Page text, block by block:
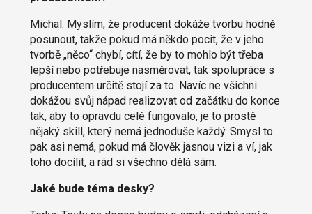
Michal: Myslím, že producent dokáže tvorbu hodně
posunout, takže pokud má někdo pocit, že v jeho
tvorbě „něco“ chybí, cítí, že by to mohlo být třeba
lepší nebo potřebuje nasměrovat, tak spolupráce s
producentem určitě stojí za to. Navíc ne všichni
dokážou svůj nápad realizovat od začátku do konce
tak, aby to opravdu celé fungovalo, je to prostě
nějaký skill, který nemá jednoduše každý. Smysl to
pak asi nemá, pokud má člověk jasnou vizi a ví, jak
toho docílit, a rád si všechno dělá sám.
Jaké bude téma desky?